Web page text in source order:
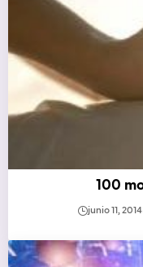
100
junio 11, 2014